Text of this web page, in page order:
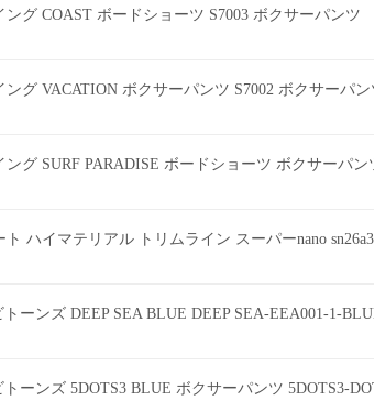
ング COAST ボードショーツ S7003 ボクサーパンツ
ング VACATION ボクサーパンツ S7002 ボクサーパン
ング SURF PARADISE ボードショーツ ボクサーパン
ト ハイマテリアル トリムライン スーパーnano
トーンズ DEEP SEA BLUE DEEP SEA-EEA001-1-
トーンズ 5DOTS3 BLUE ボクサーパンツ 5DOTS3-